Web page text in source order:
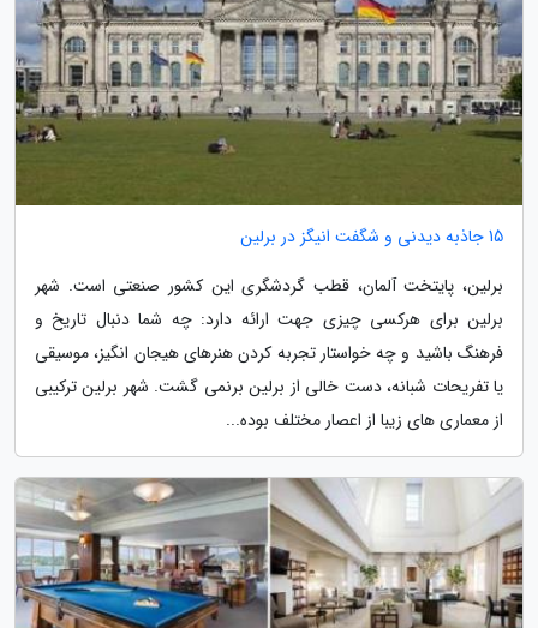
15 جاذبه دیدنی و شگفت انیگز در برلین
برلین، پایتخت آلمان، قطب گردشگری این کشور صنعتی است. شهر
برلین برای هرکسی چیزی جهت ارائه دارد: چه شما دنبال تاریخ و
فرهنگ باشید و چه خواستار تجربه کردن هنرهای هیجان انگیز، موسیقی
یا تفریحات شبانه، دست خالی از برلین برنمی گشت. شهر برلین ترکیبی
از معماری های زیبا از اعصار مختلف بوده...